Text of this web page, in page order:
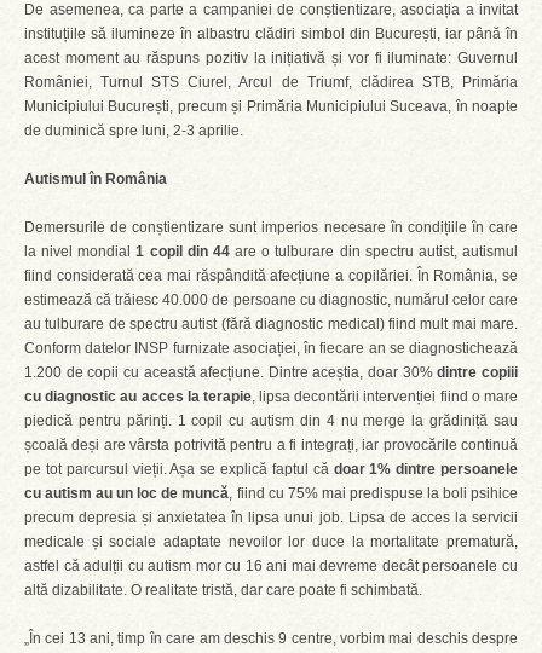
De asemenea, ca parte a campaniei de conștientizare, asociația a invitat
instituțiile să ilumineze în albastru clădiri simbol din București, iar până în
acest moment au răspuns pozitiv la inițiativă și vor fi iluminate: Guvernul
României, Turnul STS Ciurel, Arcul de Triumf, clădirea STB, Primăria
Municipiului București, precum și Primăria Municipiului Suceava, în noapte
de duminică spre luni, 2-3 aprilie.
Autismul în România
Demersurile de conștientizare sunt imperios necesare în condițiile în care
la nivel mondial1 copil din 44are o tulburare din spectru autist, autismul
fiind considerată cea mai răspândită afecțiune a copilăriei. În România, se
estimează că trăiesc 40.000 de persoane cu diagnostic, numărul celor care
au tulburare de spectru autist (fără diagnostic medical) fiind mult mai mare.
Conform datelor INSP furnizate asociației, în fiecare an se diagnostichează
1.200 de copii cu această afecțiune. Dintre aceștia, doar 30%dintre copiii
cu diagnostic au acces la terapie, lipsa decontării intervenției fiind o mare
piedică pentru părinți. 1 copil cu autism din 4 nu merge la grădiniță sau
școală deși are vârsta potrivită pentru a fi integrați, iar provocările continuă
pe tot parcursul vieții. Așa se explică faptul că doar 1% dintre persoanele
cu autism au un loc de muncă, fiind cu 75% mai predispuse la boli psihice
precum depresia și anxietatea în lipsa unui job. Lipsa de acces la servicii
medicale și sociale adaptate nevoilor lor duce la mortalitate prematură,
astfel că adulții cu autism mor cu 16 ani mai devreme decât persoanele cu
altă dizabilitate. O realitate tristă, dar care poate fi schimbată.
„În cei 13 ani, timp în care am deschis 9 centre, vorbim mai deschis despre